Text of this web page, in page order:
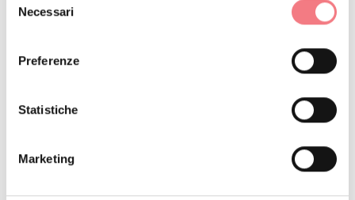
delNecessari
Preferenze
Statistiche
Marketing
Info &iscrizioni
Associazione L5T Sport ASD